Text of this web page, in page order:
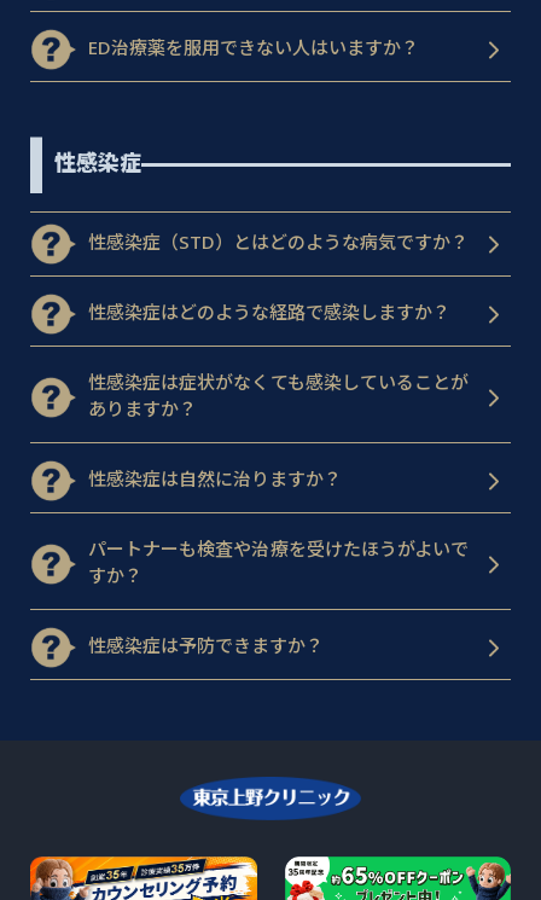
ED治療薬を服用できない人はいますか？
性感染症
性感染症（STD）とはどのような病気ですか？
性感染症はどのような経路で感染しますか？
性感染症は症状がなくても感染していることが
ありますか？
性感染症は自然に治りますか？
パートナーも検査や治療を受けたほうがよいで
すか？
性感染症は予防できますか？